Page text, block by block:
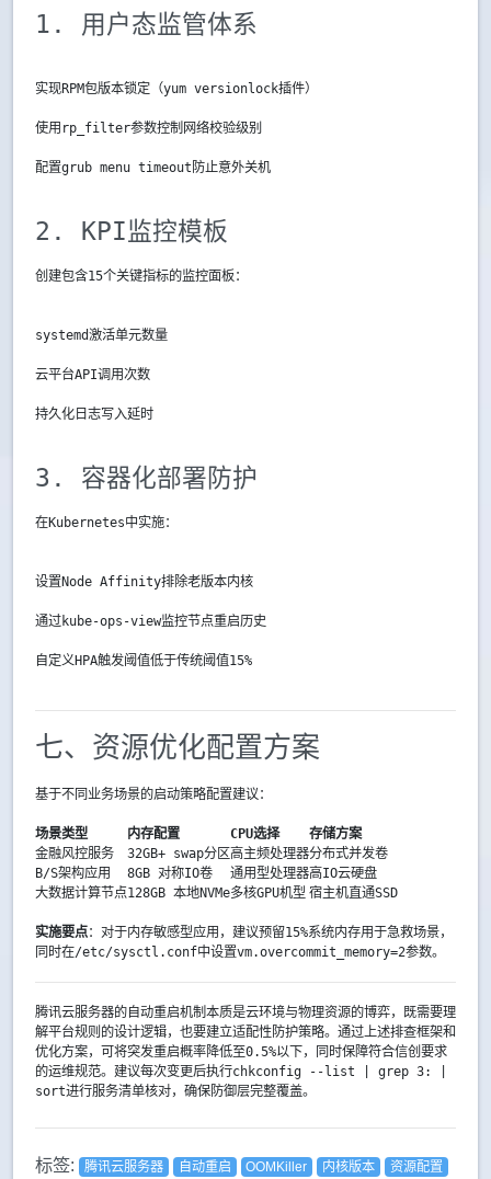
1. 用户态监管体系
实现RPM包版本锁定（yum versionlock插件）
使用rp_filter参数控制网络校验级别
配置grub menu timeout防止意外关机
2. KPI监控模板
创建包含15个关键指标的监控面板：
systemd激活单元数量
云平台API调用次数
持久化日志写入延时
3. 容器化部署防护
在Kubernetes中实施：
设置Node Affinity排除老版本内核
通过kube-ops-view监控节点重启历史
自定义HPA触发阈值低于传统阈值15%
七、资源优化配置方案
基于不同业务场景的启动策略配置建议：
场景类型 内存配置 CPU选择
存储方案
金融风控服务
32GB+ swap分区 高主频处理器分布式并发卷
B/S架构应用
8GB 对称IO卷 通用型处理器高IO云硬盘
大数据计算节点128GB 本地NVMe多核GPU机型 宿主机直通SSD
实施要点：对于内存敏感型应用，建议预留15%系统内存用于急救场景，
同时在/etc/sysctl.conf中设置vm.overcommit_memory=2参数。
腾讯云服务器的自动重启机制本质是云环境与物理资源的博弈，既需要理
解平台规则的设计逻辑，也要建立适配性防护策略。通过上述排查框架和
优化方案，可将突发重启概率降低至0.5%以下，同时保障符合信创要求
的运维规范。建议每次变更后执行chkconfig --list | grep 3: |
sort进行服务清单核对，确保防御层完整覆盖。
标签: 腾讯云服务器 自动重启 OOMKiller 内核版本 资源配置